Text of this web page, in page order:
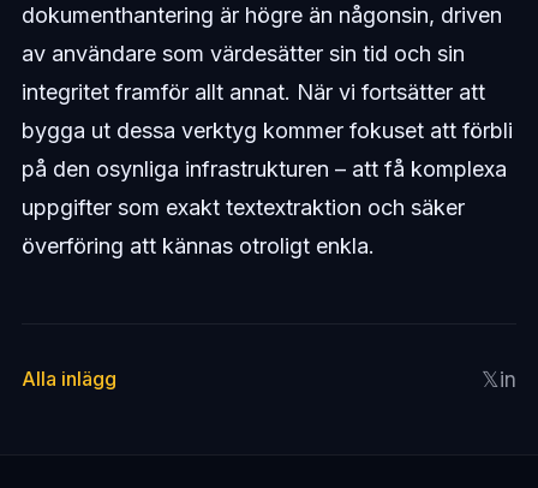
dokumenthantering är högre än någonsin, driven
av användare som värdesätter sin tid och sin
integritet framför allt annat. När vi fortsätter att
bygga ut dessa verktyg kommer fokuset att förbli
på den osynliga infrastrukturen – att få komplexa
uppgifter som exakt textextraktion och säker
överföring att kännas otroligt enkla.
Alla inlägg 𝕏in